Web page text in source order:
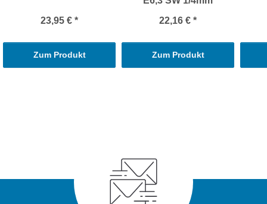
23,95 € *
Zum Produkt
22,16 € *
Zum Produkt